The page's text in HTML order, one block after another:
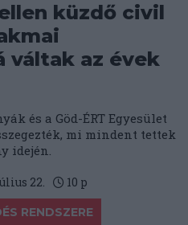
küzdő civil
váltak az évek
és a Göd-ÉRT Egyesület
mi mindent tettek
idején.
22. 10 p
RENDSZERE